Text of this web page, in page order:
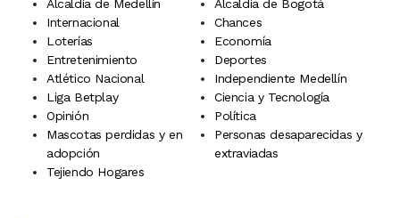
Alcaldía de Medellín
Alcaldía de Bogotá
Internacional
Chances
Loterías
Economía
Entretenimiento
Deportes
Atlético Nacional
Independiente Medellín
Liga Betplay
Ciencia y Tecnología
Opinión
Política
Mascotas perdidas y en
adopción
Personas desaparecidas y
extraviadas
Tejiendo Hogares